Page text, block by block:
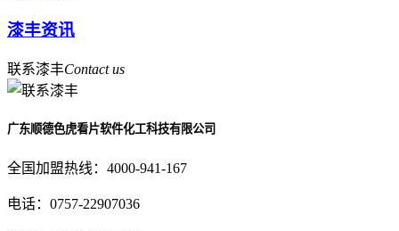
漆丰资讯
联系漆丰Contact us
广东顺德色虎看片软件化工科技有限公司
全国加盟热线： 4000-941-167
电话： 0757-22907036